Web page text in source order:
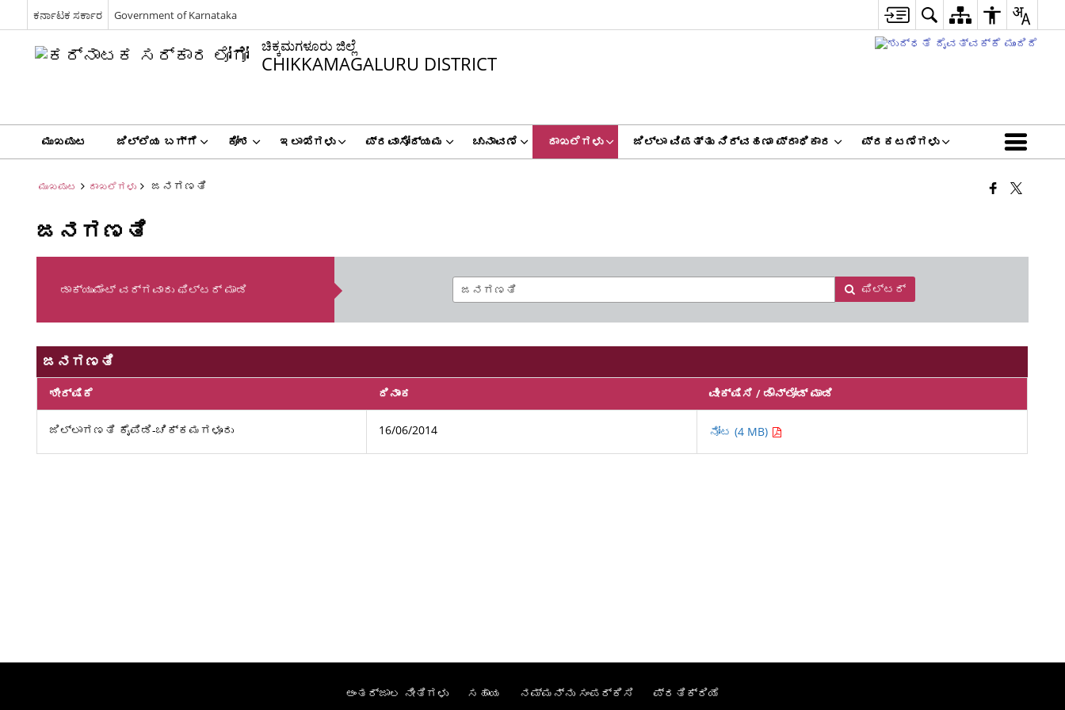
ಕರ್ನಾಟಕ ಸರ್ಕಾರ Government of Karnataka
ಚಿಕ್ಕಮಗಳೂರು ಜಿಲ್ಲೆ
CHIKKAMAGALURU DISTRICT
ಮುಖಪುಟ ಜಿಲ್ಲೆಯ ಬಗ್ಗೆ ಕೋಶ ಇಲಾಖೆಗಳು ಪ್ರವಾಸೋದ್ಯಮ ಚುನಾವಣೆ ದಾಖಲೆಗಳು ಜಿಲ್ಲಾ ವಿಪತ್ತು ನಿರ್ವಹಣಾ ಪ್ರಾಧಿಕಾರ ಪ್ರಕಟಣೆಗಳು
ಮುಖಪುಟ ದಾಖಲೆಗಳು ಜನಗಣತಿ
ಜನಗಣತಿ
ಡಾಕ್ಯುಮೆಂಟ್ ವರ್ಗವಾರು ಫಿಲ್ಟರ್ ಮಾಡಿ ಫಿಲ್ಟರ್
ಜನಗಣತಿ
ಶೀರ್ಷಿಕೆ ದಿನಾಂಕ ವೀಕ್ಷಿಸಿ / ಡೌನ್‌ಲೋಡ್ ಮಾಡಿ
ಜಿಲ್ಲಾಗಣತಿ ಕೈಪಿಡಿ-ಚಿಕ್ಕಮಗಳೂರು 16/06/2014 ನೋಟ (4 MB)
ಅಂತರ್ಜಾಲ ನೀತಿಗಳು ಸಹಾಯ ನಮ್ಮನ್ನು ಸಂಪರ್ಕಿಸಿ ಪ್ರತಿಕ್ರಿಯೆ